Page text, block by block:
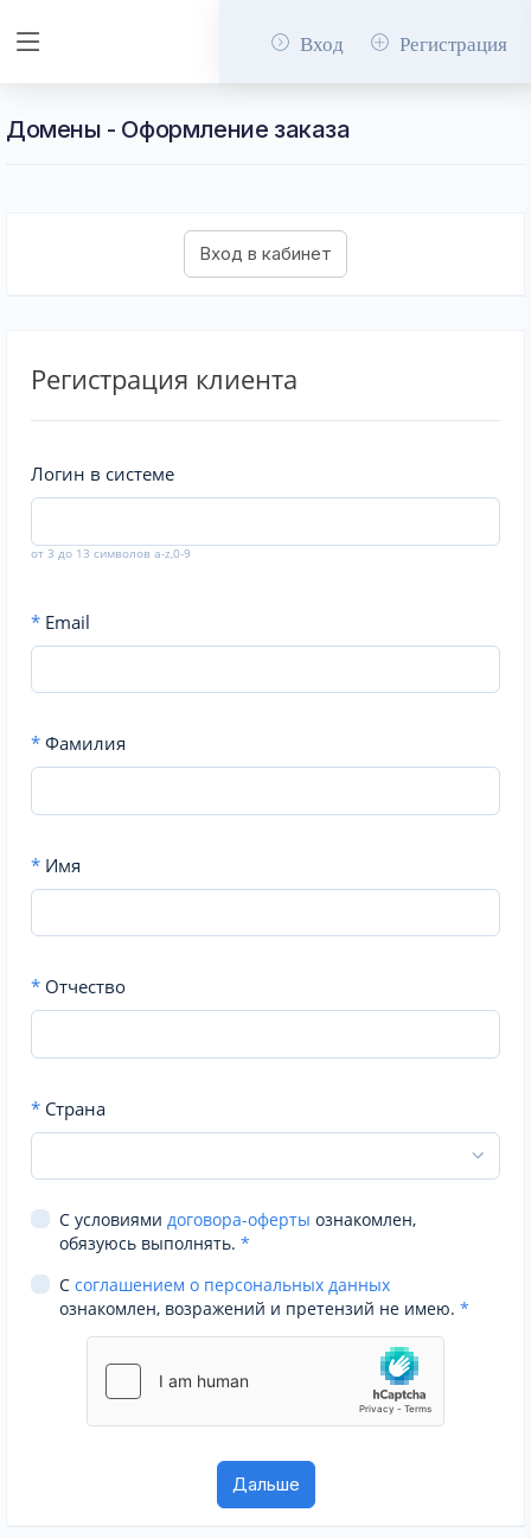
Вход Регистрация
Домены - Оформление заказа
Регистрация клиента
Логин в системе
от 3 до 13 символов a-z,0-9
* Email
* Фамилия
* Имя
* Отчество
* Страна
С условиями договора-оферты ознакомлен,
обязуюсь выполнять. *
С соглашением о персональных данных
ознакомлен, возражений и претензий не имею. *